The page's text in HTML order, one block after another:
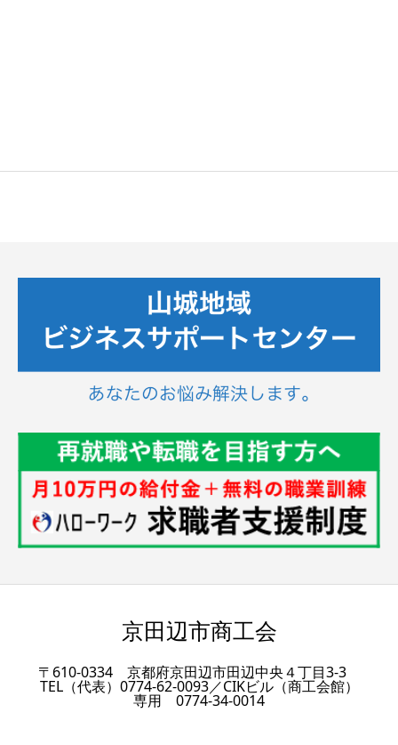
京田辺市商工会
〒610-0334 京都府京田辺市田辺中央４丁目3-3
TEL（代表）0774-62-0093／CIKビル（商工会館）
専用 0774-34-0014